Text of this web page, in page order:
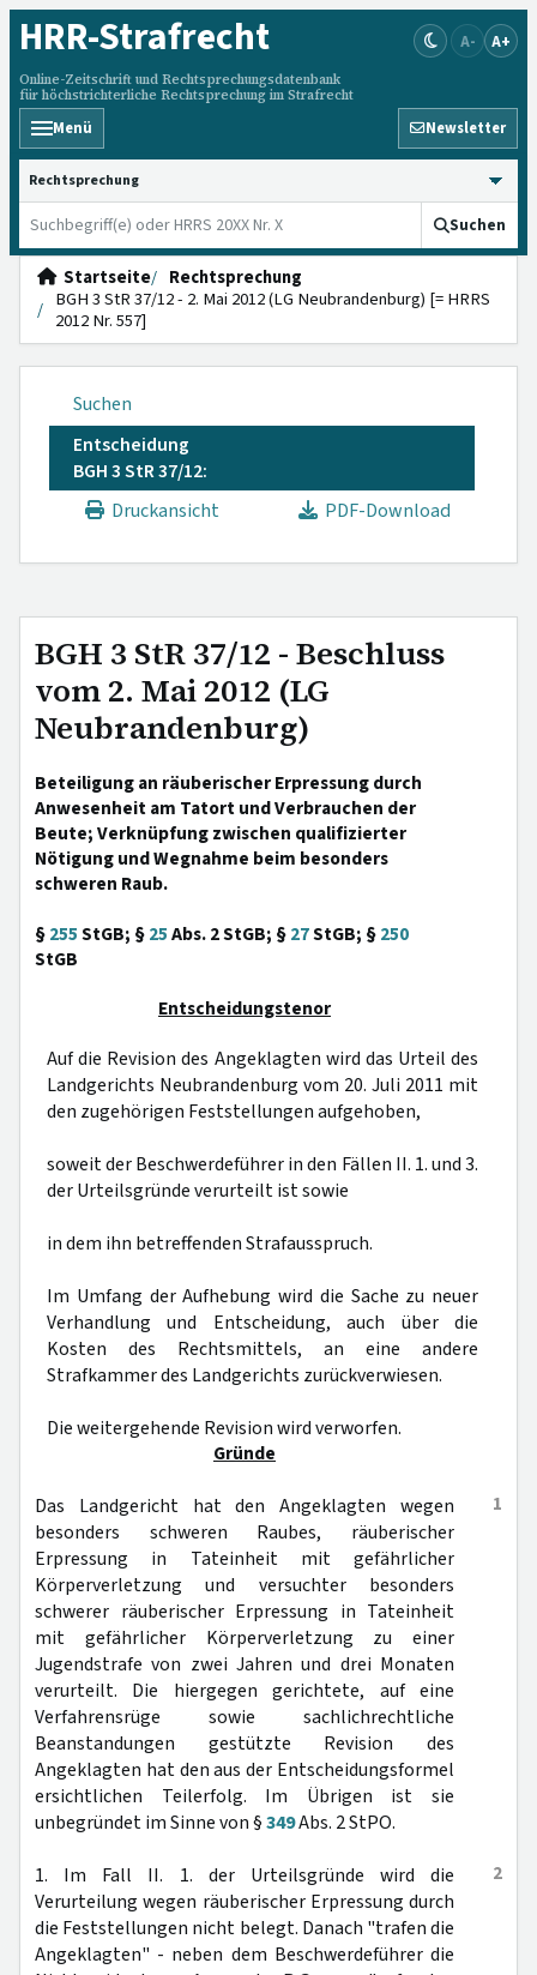
HRR-Strafrecht
Online-Zeitschrift und Rechtsprechungsdatenbank
für höchstrichterliche Rechtsprechung im Strafrecht
A- A+
Menü Newsletter
HRRS durchsuchen
Suchen
Startseite
Rechtsprechung
BGH 3 StR 37/12 - 2. Mai 2012 (LG Neubrandenburg) [= HRRS
2012 Nr. 557]
Suchen
Entscheidung
BGH 3 StR 37/12:
Druckansicht
PDF-Download
BGH 3 StR 37/12 - Beschluss
vom 2. Mai 2012 (LG
Neubrandenburg)
Beteiligung an räuberischer Erpressung durch
Anwesenheit am Tatort und Verbrauchen der
Beute; Verknüpfung zwischen qualifizierter
Nötigung und Wegnahme beim besonders
schweren Raub.
§255StGB; §25Abs. 2 StGB; §27StGB; §250
StGB
Entscheidungstenor
Auf die Revision des Angeklagten wird das Urteil des
Landgerichts Neubrandenburg vom 20. Juli 2011 mit
den zugehörigen Feststellungen aufgehoben,
soweit der Beschwerdeführer in den Fällen II. 1. und 3.
der Urteilsgründe verurteilt ist sowie
in dem ihn betreffenden Strafausspruch.
Im Umfang der Aufhebung wird die Sache zu neuer
Verhandlung und Entscheidung, auch über die
Kosten des Rechtsmittels, an eine andere
Strafkammer des Landgerichts zurückverwiesen.
Die weitergehende Revision wird verworfen.
Gründe
1
Das Landgericht hat den Angeklagten wegen
besonders schweren Raubes, räuberischer
Erpressung in Tateinheit mit gefährlicher
Körperverletzung und versuchter besonders
schwerer räuberischer Erpressung in Tateinheit
mit gefährlicher Körperverletzung zu einer
Jugendstrafe von zwei Jahren und drei Monaten
verurteilt. Die hiergegen gerichtete, auf eine
Verfahrensrüge sowie sachlichrechtliche
Beanstandungen gestützte Revision des
Angeklagten hat den aus der Entscheidungsformel
ersichtlichen Teilerfolg. Im Übrigen ist sie
unbegründet im Sinne von §349Abs. 2 StPO.
2
1. Im Fall II. 1. der Urteilsgründe wird die
Verurteilung wegen räuberischer Erpressung durch
die Feststellungen nicht belegt. Danach "trafen die
Angeklagten" - neben dem Beschwerdeführer die